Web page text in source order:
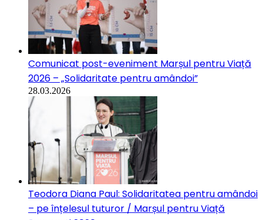
Comunicat post-eveniment Marșul pentru Viață
2026 – „Solidaritate pentru amândoi”
28.03.2026
Teodora Diana Paul: Solidaritatea pentru amândoi
– pe înțelesul tuturor / Marșul pentru Viață